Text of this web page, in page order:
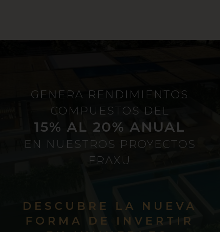
GENERA RENDIMIENTOS
COMPUESTOS DEL
15% AL 20% ANUAL
EN NUESTROS PROYECTOS
FRAXU
DESCUBRE LA NUEVA
FORMA DE INVERTIR